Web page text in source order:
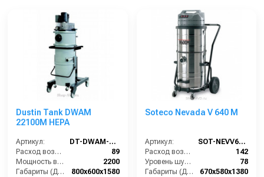
Dustin Tank DWAM
22100M HEPA
Артикул:
DT-DWAM-22100M-HEPA
Расход воздуха (л/сек):
89
Мощность всасывающих турбин (Вт):
2200
Габариты (ДхШхВ):
800х600х1580
Soteco Nevada V 640 M
Артикул:
SOT-NEVV640M
Расход воздуха (л/сек):
142
Уровень шума IEC 704 (дБ(А)):
78
Габариты (ДхШхВ):
670х580х1380